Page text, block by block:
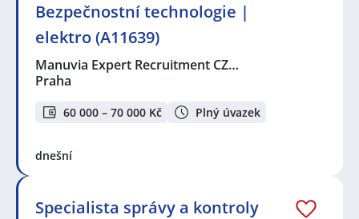
Bezpečnostní technologie |
elektro (A11639)
Manuvia Expert Recruitment CZ…
Praha
60 000 – 70 000 Kč Plný úvazek
dnešní
Specialista správy a kontroly